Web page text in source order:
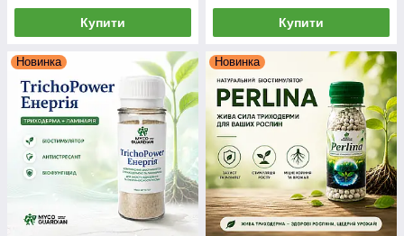
Купити Купити
Новинка Новинка